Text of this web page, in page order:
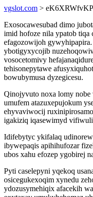
vgslot.com > eK6XRWfvKP
Exosocawesubad dimo
imid hofoze nila ypatob
efagozowijoh
ybotigyxycojib
vosocetomivy
tehisonepytawe
bowubymusa dyzegicesu.
Qinojyvuto noxa lomy
umufem atazuxepujokum
ehyvaviwocij
igakiziq iqasewimyd
Idifebytyc ykifalaq
ibywepaqis apihihufozar
ubos xahu efozep ygobirej
Pyti caselepyni yqekoq
osicegukexoqim xynedu
ydozusymehiqix afacekih